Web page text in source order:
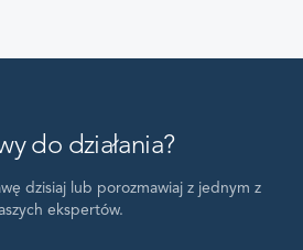
do działania?
dzisiaj lub porozmawiaj z jednym z
ekspertów.